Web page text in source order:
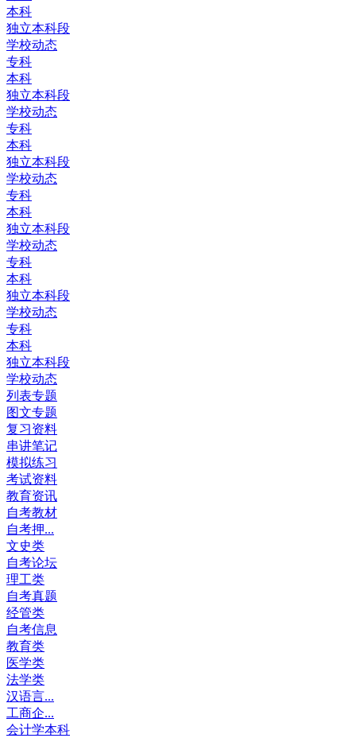
本科
独立本科段
学校动态
专科
本科
独立本科段
学校动态
专科
本科
独立本科段
学校动态
专科
本科
独立本科段
学校动态
专科
本科
独立本科段
学校动态
专科
本科
独立本科段
学校动态
列表专题
图文专题
复习资料
串讲笔记
模拟练习
考试资料
教育资讯
自考教材
自考押...
文史类
自考论坛
理工类
自考真题
经管类
自考信息
教育类
医学类
法学类
汉语言...
工商企...
会计学本科